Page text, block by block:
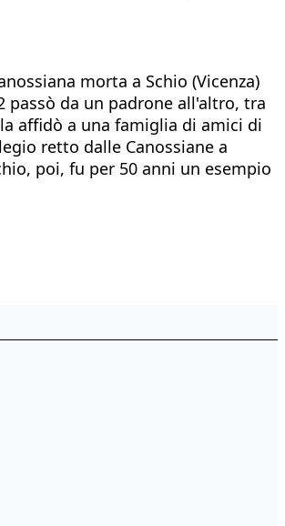
morta a Schio (Vicenza)
passò da un padrone all'altro, tra
affidò a una famiglia di amici di
retto dalle Canossiane a
poi, fu per 50 anni un esempio